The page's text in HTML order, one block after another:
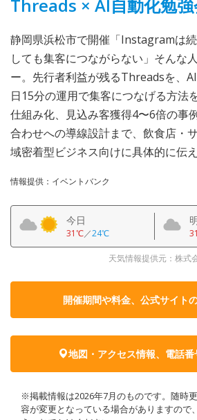
Threads × AI自動化勉
静岡県浜松市で開催「Instagramは
しても集客につながらない」そんな
ー。先行者利益が残るThreadsを、
日15分の運用で集客につなげる方法
仕組み化、見込み客獲得4〜6倍の事
合わせへの導線設計まで、飲食店・
域密着型ビジネス向けに具体的に伝え
情報提供：イベントバンク
今日
31℃／24℃
天気情報提供元：株式
開催期間や料金、公式サイト
地図・アクセス情報、電話
※掲載情報は2026年7月のものです。随時
容が変更となっている場合がありますので